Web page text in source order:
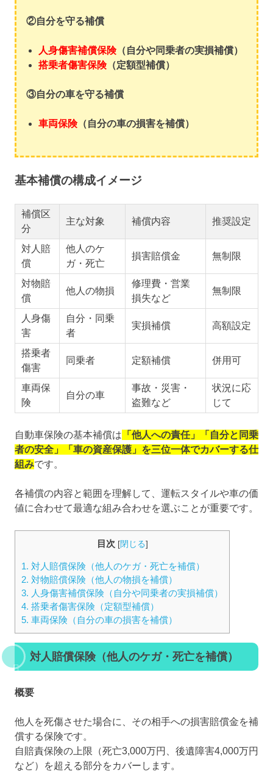
②自分を守る補償
人身傷害補償保険（自分や同乗者の実損補償）
搭乗者傷害保険（定額型補償）
③自分の車を守る補償
車両保険（自分の車の損害を補償）
基本補償の構成イメージ
補償区
分
主な対象 補償内容 推奨設定
対人賠
償
他人のケ
ガ・死亡
損害賠償金 無制限
対物賠
償
他人の物損
修理費・営業
損失など
無制限
人身傷
害
自分・同乗
者
実損補償 高額設定
搭乗者
傷害
同乗者 定額補償 併用可
車両保
険
自分の車
事故・災害・
盗難など
状況に応
じて
自動車保険の基本補償は 「他人への責任」「自分と同乗
者の安全」「車の資産保護」を三位一体でカバーする仕
組みです。
各補償の内容と範囲を理解して、運転スタイルや車の価
値に合わせて最適な組み合わせを選ぶことが重要です。
目次 [閉じる]
1. 対人賠償保険（他人のケガ・死亡を補償）
2. 対物賠償保険（他人の物損を補償）
3. 人身傷害補償保険（自分や同乗者の実損補償）
4. 搭乗者傷害保険（定額型補償）
5. 車両保険（自分の車の損害を補償）
対人賠償保険（他人のケガ・死亡を補償）
概要
他人を死傷させた場合に、その相手への損害賠償金を補
償する保険です。
自賠責保険の上限（死亡3,000万円、後遺障害4,000万円
など）を超える部分をカバーします。